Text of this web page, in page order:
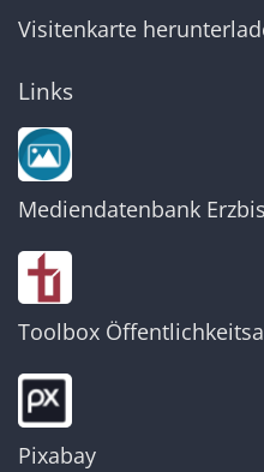
Visitenkarte
Links
Mediendatenbank
Toolbox
Pixabay